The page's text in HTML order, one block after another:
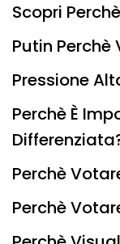
Scopri
Putin Perchè
Pressione
Perchè È
Perchè
Perchè